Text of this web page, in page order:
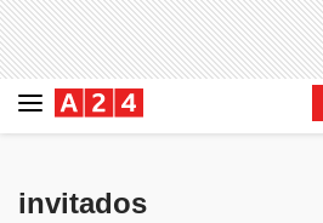
invitados